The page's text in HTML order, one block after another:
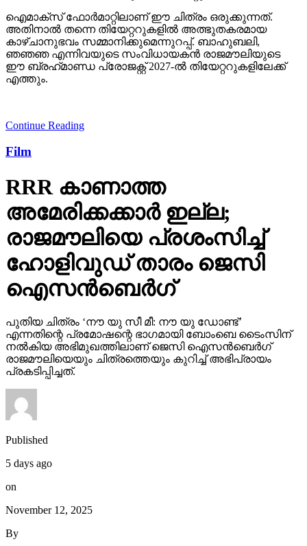
ഐമാക്‌സ് ഫോര്‍മാറ്റിലാണ് ഈ ചിത്രം ഒരുക്കുന്നത്.
അതിനാല്‍ തന്നെ തിയേറ്ററുകളില്‍ അത്ഭുതകരമായ
കാഴ്ചാനുഭവം സമ്മാനിക്കുമെന്നുറപ്പ്. ബാഹുബലി,
ഞഞഞ എന്നിവയുടെ സംവിധായകന്‍ രാജമൗലിയുടെ
ഈ ബ്രഹ്‌മാണ്ഡ പ്രോജക്റ്റ് 2027-ല്‍ തിയേറ്ററുകളിലേക്ക്
എത്തും.
Continue Reading
Film
RRR കാണാത്ത
അമേരിക്കക്കാര്‍ ഇല്ല;
രാജമൗലിയെ പ്രശംസിച്ച്
ഹോളിവുഡ് താരം ജെസി
ഐസന്‍ബെര്‍ഗ്
പുതിയ ചിത്രം ‘നൗ യു സീ മീ: നൗ യു ഡോണ്ട്’
എന്നതിന്റെ പ്രമോഷന്റെ ഭാഗമായി ബോംബെ ടൈംസിന്
നല്‍കിയ അഭിമുഖത്തിലാണ് ജെസി ഐസന്‍ബെര്‍ഗ്
രാജമൗലിയെയും ചിത്രത്തെയും കുറിച്ച് അഭിപ്രായം
പ്രകടിപ്പിച്ചത്.
Published
5 days ago
on
November 12, 2025
By